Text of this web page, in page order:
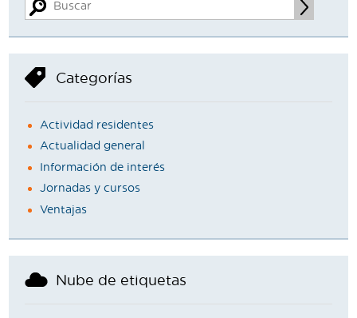
Categorías
Actividad residentes
Actualidad general
Información de interés
Jornadas y cursos
Ventajas
Nube de etiquetas